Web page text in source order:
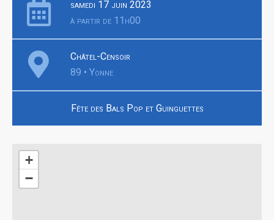
samedi 17 juin 2023
à partir de 11h00
Châtel-Censoir
89 • Yonne
Fête des Bals Pop et Guinguettes
+
−